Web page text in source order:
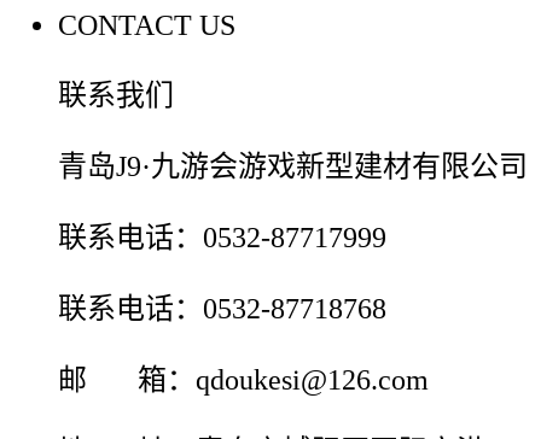
CONTACT US
联系我们
青岛J9·九游会游戏新型建材有限公司
联系电话：0532-87717999
联系电话：0532-87718768
邮 箱：qdoukesi@126.com